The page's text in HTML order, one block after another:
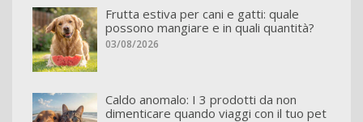
Frutta estiva per cani e gatti: quale
possono mangiare e in quali quantità?
03/08/2026
Caldo anomalo: I 3 prodotti da non
dimenticare quando viaggi con il tuo pet